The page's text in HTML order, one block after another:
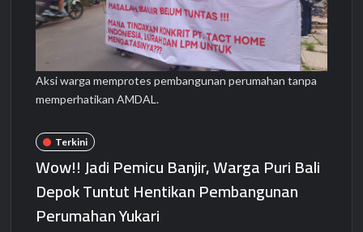
Aksi warga memprotes pembangunan perumahan tanpa
memperhatikan AMDAL.
Terkini
Wow!! Jadi Pemicu Banjir, Warga Puri Bali
Depok Tuntut Hentikan Pembangunan
Perumahan Yukari